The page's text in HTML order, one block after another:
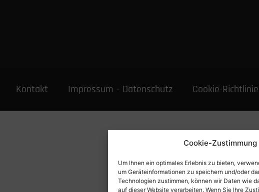
Cookie-
Um Ihnen ein optimales Erlebnis zu bieten,
um Geräteinformationen zu speichern und/oder
Technologien zustimmen, können wir Daten wie
auf dieser Website verarbeiten. Wenn Sie Ihre
Kontakt Impressum – Datenschutz Cookie-